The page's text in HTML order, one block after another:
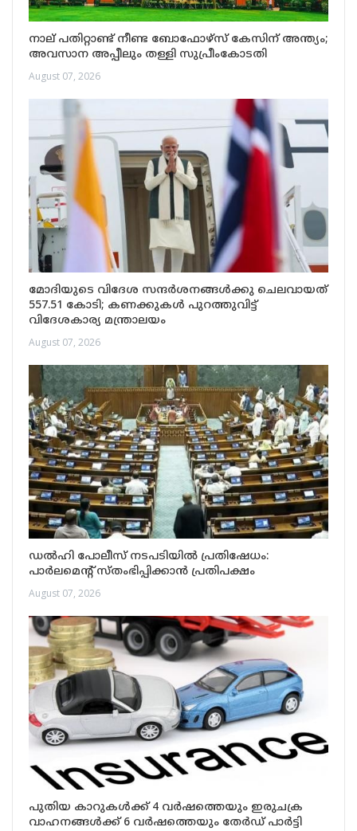
നാല് പതിറ്റാണ്ട് നീണ്ട ബോഫോഴ്സ് കേസിന് അന്ത്യം;
അവസാന അപ്പീലും തള്ളി സുപ്രീംകോടതി
August 07, 2026
മോദിയുടെ വിദേശ സന്ദർശനങ്ങൾക്കു ചെലവായത്
557.51 കോടി; കണക്കുകൾ പുറത്തുവിട്ട്
വിദേശകാര്യ മന്ത്രാലയം
August 07, 2026
ഡൽഹി പോലീസ് നടപടിയിൽ പ്രതിഷേധം:
പാർലമെന്റ് സ്തംഭിപ്പിക്കാൻ പ്രതിപക്ഷം
August 07, 2026
പുതിയ കാറുകൾക്ക് 4 വർഷത്തെയും ഇരുചക്ര
വാഹനങ്ങൾക്ക് 6 വർഷത്തെയും തേർഡ് പാർട്ടി